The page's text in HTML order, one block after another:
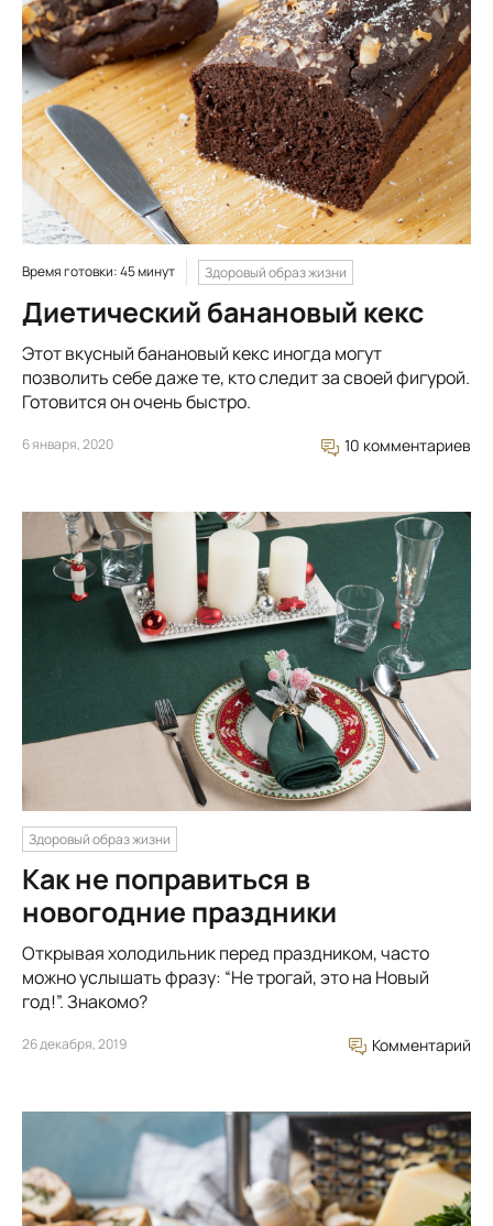
Время готовки: 45 минут Здоровый образ жизни
Диетический банановый кекс
Этот вкусный банановый кекс иногда могут
позволить себе даже те, кто следит за своей фигурой.
Готовится он очень быстро.
6 января, 2020 10 комментариев
Здоровый образ жизни
Как не поправиться в
новогодние праздники
Открывая холодильник перед праздником, часто
можно услышать фразу: “Не трогай, это на Новый
год!”. Знакомо?
26 декабря, 2019 Комментарий